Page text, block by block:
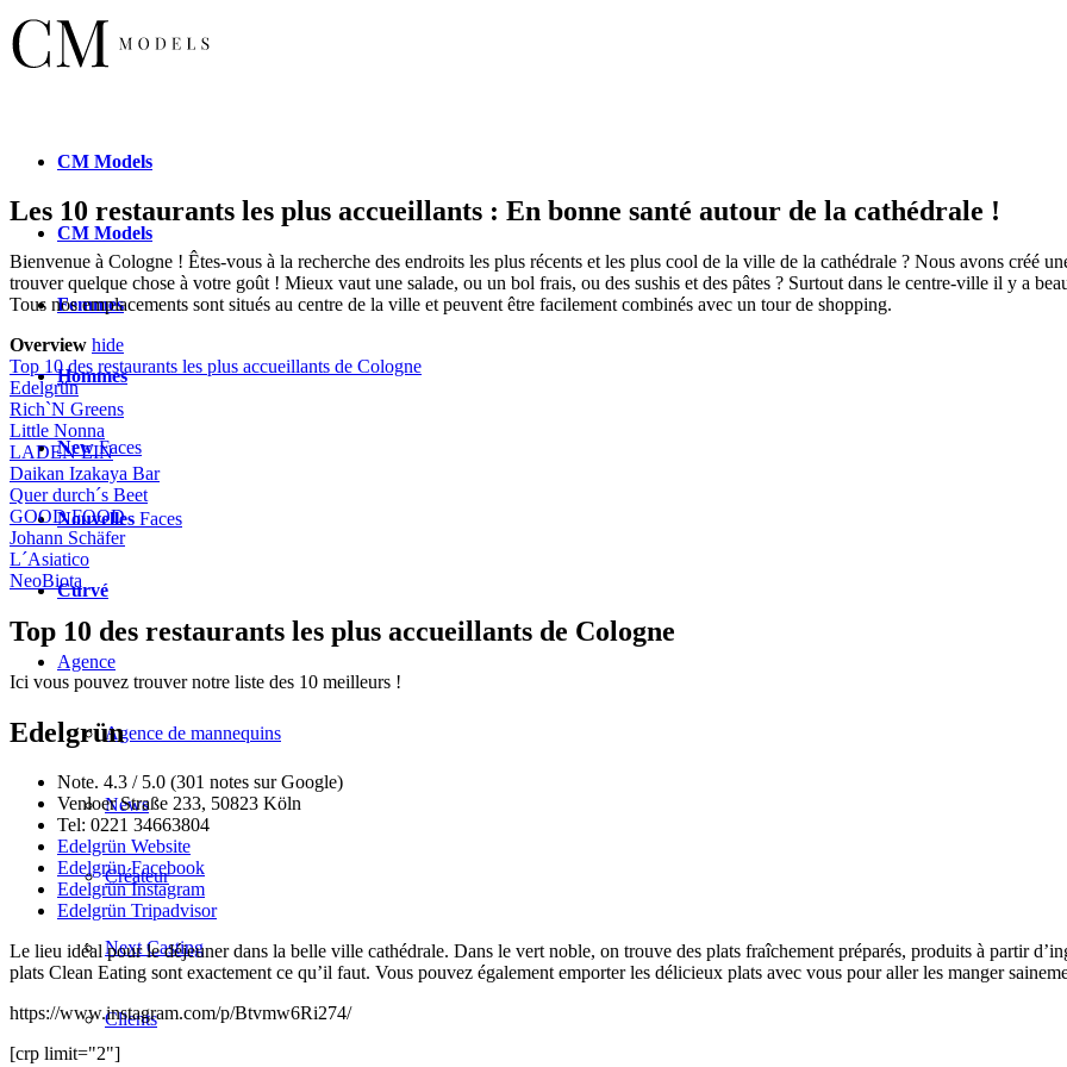
CM Models
CM Models
Femmes
Hommes
NewFaces
Nouvelles Faces
Curvé
Agence
Agence de mannequins
News
Créateur
Next Casting
Clients
Les 10 restaurants les plus accueillants : En bonne santé autour de la cathédrale !
Bienvenue à Cologne ! Êtes-vous à la recherche des endroits les plus récents et les plus cool de la ville de la cathédrale ? Nous avons créé
trouver quelque chose à votre goût ! Mieux vaut une salade, ou un bol frais, ou des sushis et des pâtes ? Surtout dans le centre-ville il y a
Tous nos emplacements sont situés au centre de la ville et peuvent être facilement combinés avec un tour de shopping.
Overview hide
Top 10 des restaurants les plus accueillants de Cologne
Edelgrün
Rich`N Greens
Little Nonna
LADEN EIN
Daikan Izakaya Bar
Quer durch´s Beet
GOOD FOOD
Johann Schäfer
L´Asiatico
NeoBiota
Top 10 des restaurants les plus accueillants de Cologne
Ici vous pouvez trouver notre liste des 10 meilleurs !
Edelgrün
Note. 4.3 / 5.0 (301 notes sur Google)
Venloer Straße 233, 50823 Köln
Tel: 0221 34663804
Edelgrün Website
Edelgrün Facebook
Edelgrün Instagram
Edelgrün Tripadvisor
Le lieu idéal pour le déjeuner dans la belle ville cathédrale. Dans le vert noble, on trouve des plats fraîchement préparés, produits à partir
plats Clean Eating sont exactement ce qu’il faut. Vous pouvez également emporter les délicieux plats avec vous pour aller les manger
https://www.instagram.com/p/Btvmw6Ri274/
[crp limit="2"]